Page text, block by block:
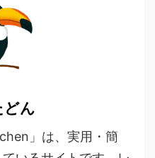
どん
」は、実用・簡